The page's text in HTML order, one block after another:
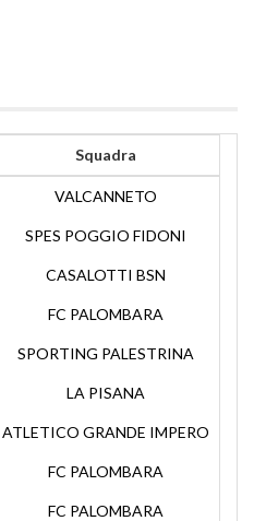
Squadra
VALCANNETO
SPES POGGIO FIDONI
CASALOTTI BSN
FC PALOMBARA
SPORTING PALESTRINA
LA PISANA
ATLETICO GRANDE IMPERO
FC PALOMBARA
FC PALOMBARA